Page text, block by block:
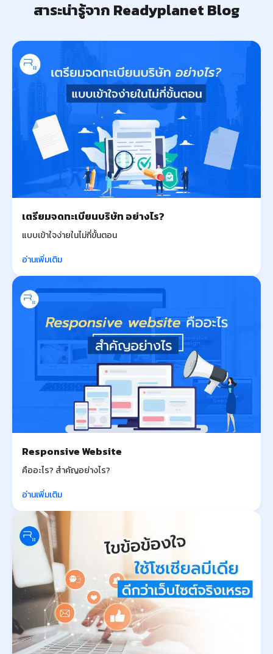
สาระน่ารู้จาก Readyplanet Blog
เตรียมจดทะเบียนบริษัท อย่างไร?
แบบเข้าใจง่ายในไม่กี่ขั้นตอน
อ่านเพิ่มเติม
Responsive Website
คืออะไร? สำคัญอย่างไร?
อ่านเพิ่มเติม